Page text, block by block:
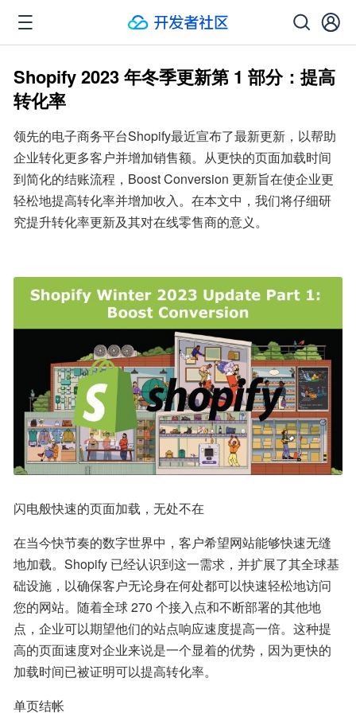
Shopify 2023 年冬季更新第 1 部分：提高
转化率
领先的电子商务平台Shopify最近宣布了最新更新，以帮助
企业转化更多客户并增加销售额。从更快的页面加载时间
到简化的结账流程，Boost Conversion 更新旨在使企业更
轻松地提高转化率并增加收入。在本文中，我们将仔细研
究提升转化率更新及其对在线零售商的意义。
闪电般快速的页面加载，无处不在
在当今快节奏的数字世界中，客户希望网站能够快速无缝
地加载。Shopify 已经认识到这一需求，并扩展了其全球基
础设施，以确保客户无论身在何处都可以快速轻松地访问
您的网站。随着全球 270 个接入点和不断部署的其他地
点，企业可以期望他们的站点响应速度提高一倍。这种提
高的页面速度对企业来说是一个显着的优势，因为更快的
加载时间已被证明可以提高转化率。
单页结帐